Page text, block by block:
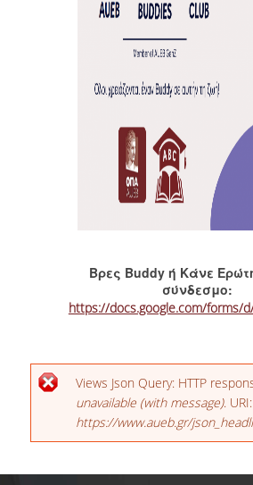
Βρες Buddy ή Κάνε
σύνδεσμο:
https://docs.google.com/forms/
Μήνυμα σφάλματος
Views Json Query: HTTP
unavailable (with message). URI:
https://www.aueb.gr/